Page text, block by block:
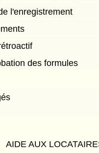
l'enregistrement
des formules
AIDE AUX